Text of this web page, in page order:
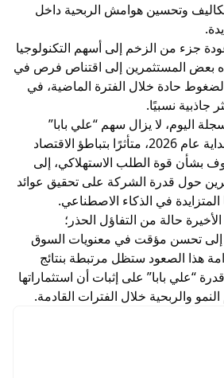
وتحسين هوامش الربحية داخل
جزء من الزخم إلى أسهم التكنولوجيا
بعض المستثمرين إلى اقتناص فرص في
حادة خلال الفترة الماضية، في
نسبيًا.
اليوم، لا يزال سهم “علي بابا”
منخفضًا بنحو 25% منذ بداية عام 2026، متأثرًا بتباطؤ الاقتصاد
بشأن قوة الطلب الاستهلاكي، إلى
حول قدرة الشركة على تحقيق عوائد
في الذكاء الاصطناعي.
حالة من التفاؤل الحذر؛
إلى تحسن مؤقت في معنويات السوق
هذا الصعود ستظل مرتبطة بنتائج
“علي بابا” على إثبات أن استثماراتها
والربحية خلال الفترات القادمة.